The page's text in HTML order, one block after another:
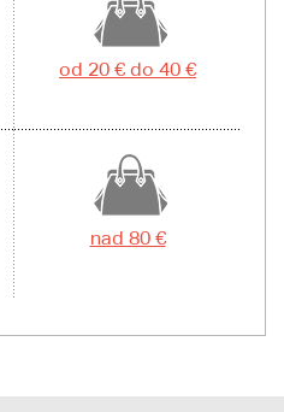
od 20 € do 40 €
nad 80 €